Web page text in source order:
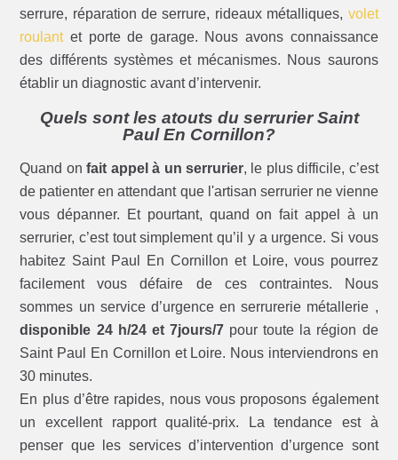
serrure, réparation de serrure, rideaux métalliques, volet
roulantet porte de garage. Nous avons connaissance
des différents systèmes et mécanismes. Nous saurons
établir un diagnostic avant d’intervenir.
Quels sont les atouts du serrurier Saint
Paul En Cornillon?
Quand onfait appel à un serrurier, le plus difficile, c’est
de patienter en attendant que l'artisan serrurier ne vienne
vous dépanner. Et pourtant, quand on fait appel à un
serrurier, c’est tout simplement qu’il y a urgence. Si vous
habitez Saint Paul En Cornillon et Loire, vous pourrez
facilement vous défaire de ces contraintes. Nous
sommes un service d’urgence en serrurerie métallerie ,
disponible 24 h/24 et 7jours/7pour toute la région de
Saint Paul En Cornillon et Loire. Nous interviendrons en
30 minutes.
En plus d’être rapides, nous vous proposons également
un excellent rapport qualité-prix. La tendance est à
penser que les services d’intervention d’urgence sont